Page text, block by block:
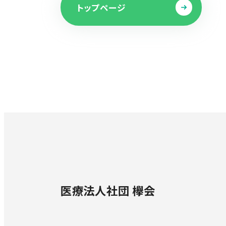
トップページ
医療法人社団 欅会